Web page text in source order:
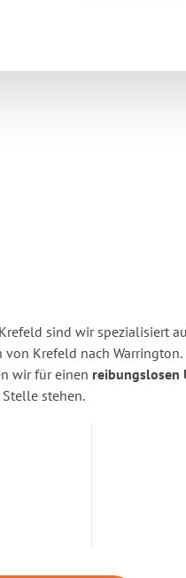
sind wir spezialisiert
Krefeld nach
wir für einen reibungslosen
stehen.